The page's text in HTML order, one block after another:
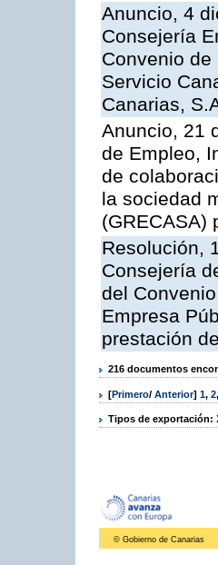
Anuncio, 4
Consejería
Convenio
Servicio
Canarias,
Anuncio, 21
de Empleo,
de
la sociedad
(GRECASA)
Resolución,
Consejería
del
Empresa
prestación
216 documentos
[Primero/ Anterior] 1, 2,
Tipos de exportación:
© Gobierno de Canarias